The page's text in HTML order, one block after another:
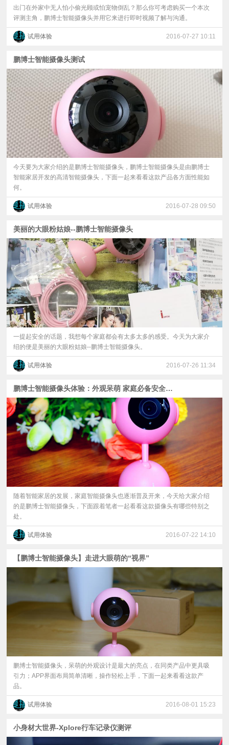
出门在外家中无人怕小偷光顾或怕宠物倒乱？那么你可考虑购买一个本次
评测主角，鹏博士智能摄像头并用它来进行即时视频了解与沟通。
试用体验 2016-07-27 10:11
鹏博士智能摄像头测试
今天要为大家介绍的是鹏博士智能摄像头，鹏博士智能摄像头是由鹏博士
智能家居开发的高清智能摄像头，下面一起来看看这款产品各方面性能如
何。
试用体验 2016-07-28 09:50
美丽的大眼粉姑娘--鹏博士智能摄像头
一提起安全的话题，我想每个家庭都会有太多太多的感受。今天为大家介
绍的便是美丽的大眼粉姑娘--鹏博士智能摄像头。
试用体验 2016-07-26 11:34
鹏博士智能摄像头体验：外观呆萌 家庭必备安全小卫士
随着智能家居的发展，家庭智能摄像头也逐渐普及开来，今天给大家介绍
的是鹏博士智能摄像头，下面跟着笔者一起看看这款摄像头有哪些特别之
处。
试用体验 2016-07-22 14:10
【鹏博士智能摄像头】走进大眼萌的“视界”
鹏博士智能摄像头，呆萌的外观设计是最大的亮点，在同类产品中更具吸
引力；APP界面布局简单清晰，操作轻松上手，下面一起来看看这款产
品。
试用体验 2016-08-01 15:23
小身材大世界-Xplore行车记录仪测评